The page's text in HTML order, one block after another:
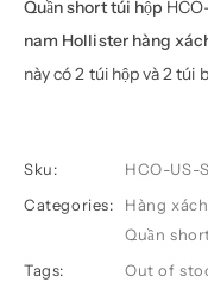
Quần short túi hộp
nam Hollister hàng
này có 2 túi hộp và 2 túi
Sku:
HCO-US-
Categories:
Hàng
Quần
Tags:
Out of